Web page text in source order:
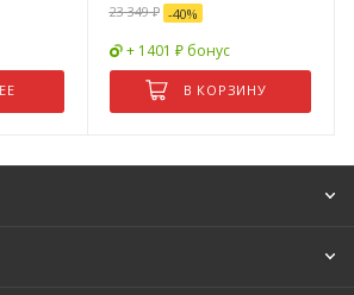
23 349₽ -40%
+ 1401 ₽ бонус
В КОРЗИНУ